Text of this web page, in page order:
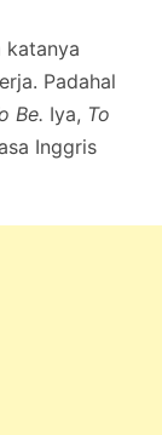
katanya
Padahal
Be. Iya, To
Inggris